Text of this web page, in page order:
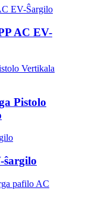
AC EV-
Pistolo
ŝargilo